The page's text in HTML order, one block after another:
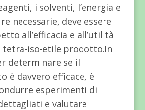
i solventi, l’energia e
necessarie, deve essere
all’efficacia e all’utilità
tetra-iso-etile prodotto.In
determinare se il
è davvero efficace, è
esperimenti di
e valutare